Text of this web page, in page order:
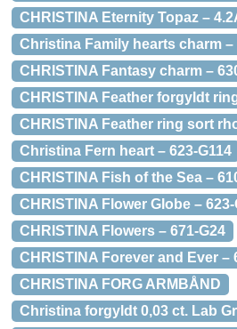
CHRISTINA Eternity Topaz –
Christina Family hearts charm –
CHRISTINA Fantasy charm –
CHRISTINA Feather forgyldt
CHRISTINA Feather ring sort
Christina Fern heart – 623-G114
CHRISTINA Fish of the Sea –
CHRISTINA Flower Globe – 623-
CHRISTINA Flowers – 671-G24
CHRISTINA Forever and Ever –
CHRISTINA FORG ARMBÅND
Christina forgyldt 0,03 ct. Lab